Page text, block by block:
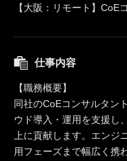
【大阪：リモート】CoE
仕事内容
【職務概要】
同社のCoEコンサルタン
ウド導入・運用を支援し
上に貢献します。エンジ
用フェーズまで幅広く携